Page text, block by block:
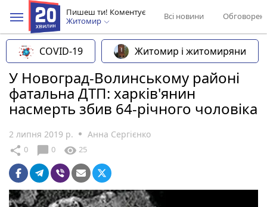
Пишеш ти! Коментує
Житомир
Всі новини
COVID-19 Житомир і житомиряни
У Новоград-Волинському районі
фатальна ДТП: харків'янин
насмерть збив 64-річного чоловіка
2 липня 2019 р. Анна Сергієнко
share 0 chat_bubble 0 visibility 25